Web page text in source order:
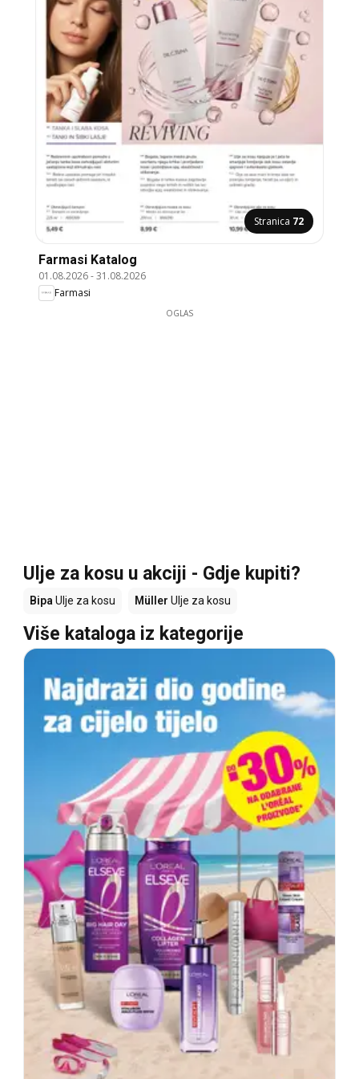
Stranica 72
Farmasi Katalog
01.08.2026-31.08.2026
Farmasi
OGLAS
Ulje za kosu u akciji - Gdje kupiti?
Bipa Ulje za kosu Müller Ulje za kosu
Više kataloga iz kategorije